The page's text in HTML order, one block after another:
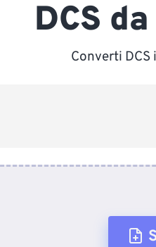
DCS
Converti